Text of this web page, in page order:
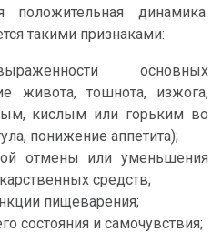
положительная динамика.
такими признаками:
основных
живота, тошнота, изжога,
кислым или горьким во
понижение аппетита);
отмены или уменьшения
средств;
пищеварения;
состояния и самочувствия;